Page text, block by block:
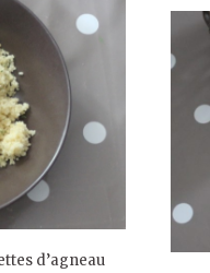
d’agneau